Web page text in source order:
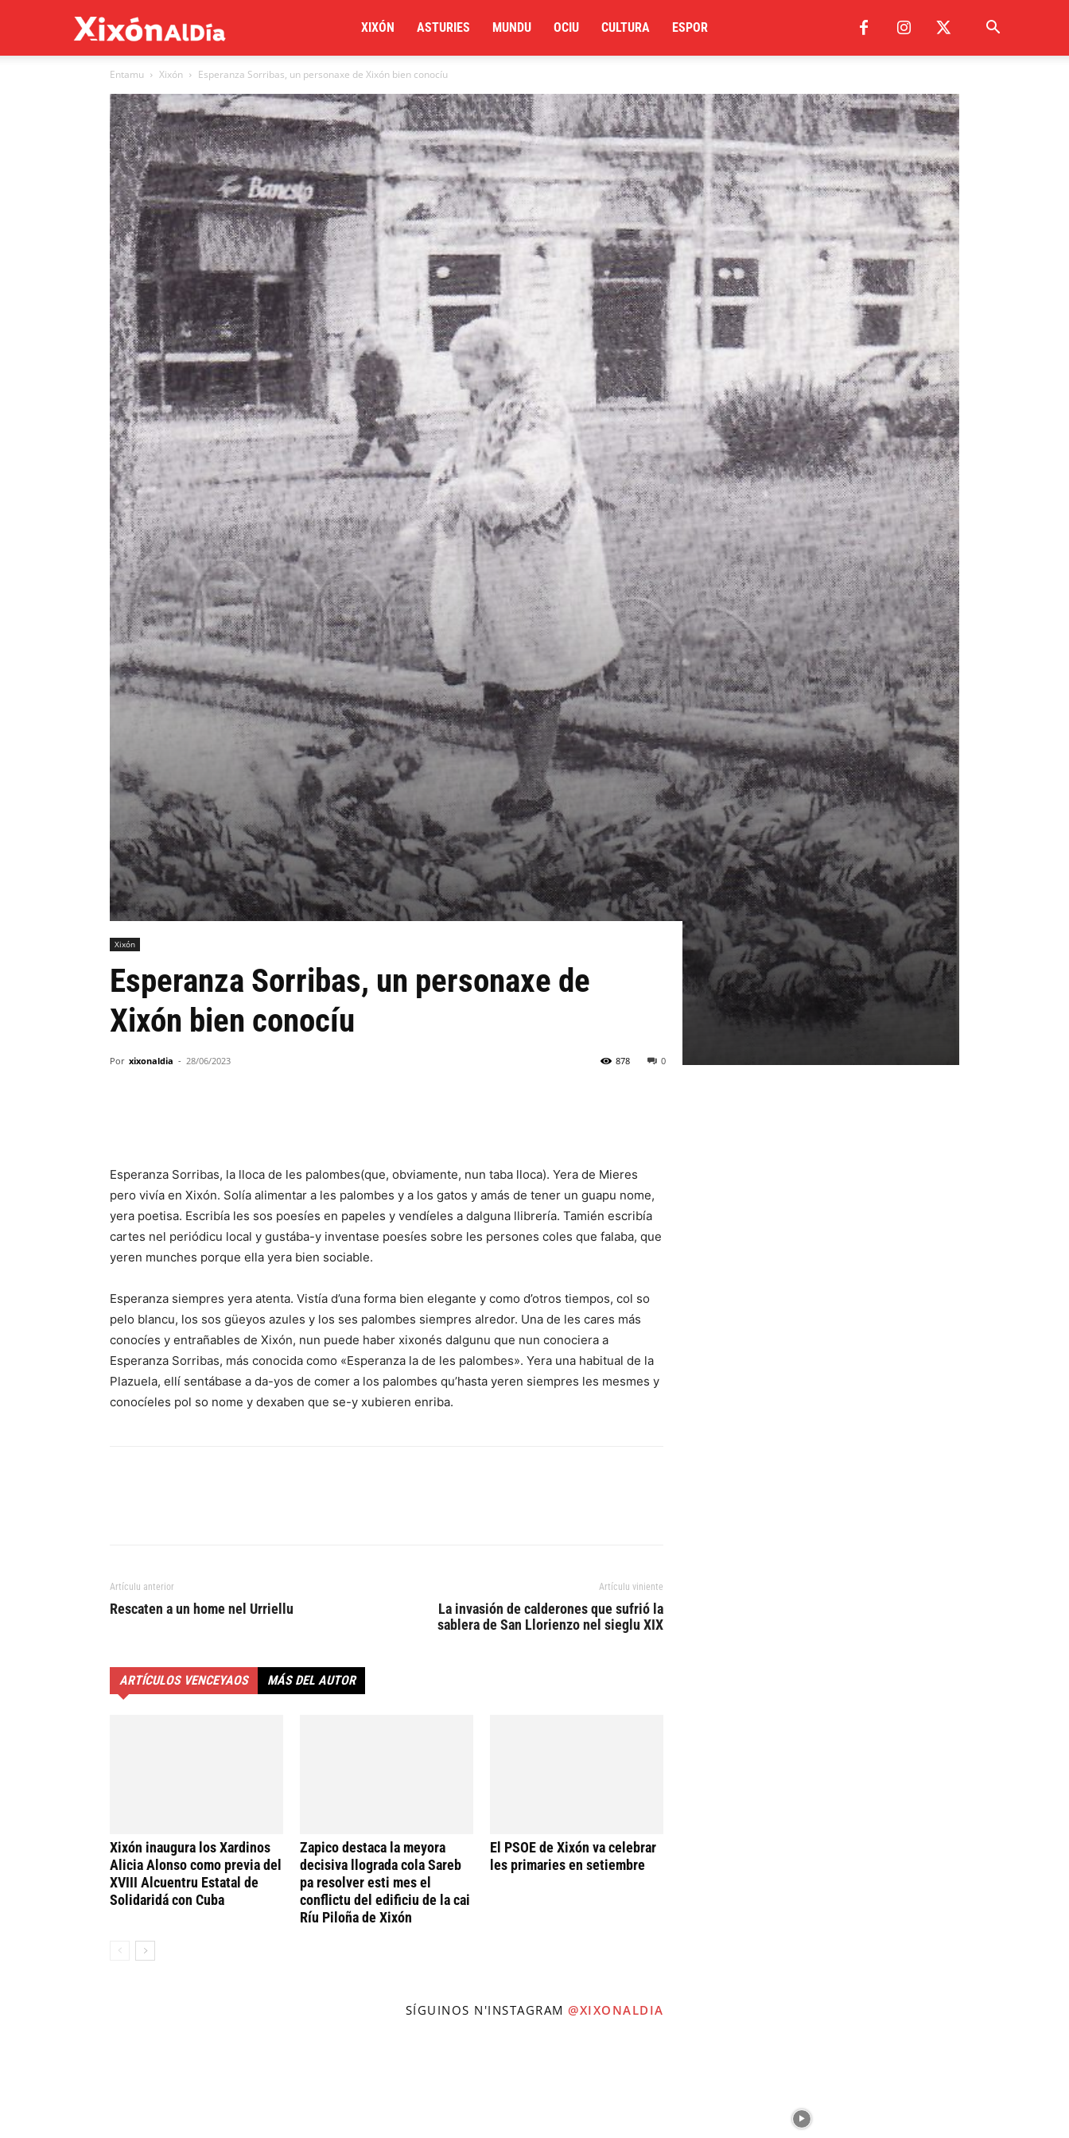
al
día
XIXÓN ASTURIES MUNDU OCIU CULTURA ESPOR
Entamu Xixón Esperanza Sorribas, un personaxe de Xixón bien conocíu
Xixón
Esperanza Sorribas, un personaxe de
Xixón bien conocíu
Por xixonaldia - 28/06/2023 0
878
Esperanza Sorribas, la lloca de les palombes(que, obviamente, nun taba lloca). Yera de Mieres
pero vivía en Xixón. Solía alimentar a les palombes y a los gatos y amás de tener un guapu nome,
yera poetisa. Escribía les sos poesíes en papeles y vendíeles a dalguna llibrería. Tamién escribía
cartes nel periódicu local y gustába-y inventase poesíes sobre les persones coles que falaba, que
yeren munches porque ella yera bien sociable.
Esperanza siempres yera atenta. Vistía d’una forma bien elegante y como d’otros tiempos, col so
pelo blancu, los sos güeyos azules y los ses palombes siempres alredor. Una de les cares más
conocíes y entrañables de Xixón, nun puede haber xixonés dalgunu que nun conociera a
Esperanza Sorribas, más conocida como «Esperanza la de les palombes». Yera una habitual de la
Plazuela, ellí sentábase a da-yos de comer a los palombes qu’hasta yeren siempres les mesmes y
conocíeles pol so nome y dexaben que se-y xubieren enriba.
Artículu anterior
Rescaten a un home nel Urriellu
Artículu viniente
La invasión de calderones que sufrió la
sablera de San Llorienzo nel sieglu XIX
ARTÍCULOS VENCEYAOS MÁS DEL AUTOR
Xixón inaugura los Xardinos
Alicia Alonso como previa del
XVIII Alcuentru Estatal de
Solidaridá con Cuba
Zapico destaca la meyora
decisiva llograda cola Sareb
pa resolver esti mes el
conflictu del edificiu de la cai
Ríu Piloña de Xixón
El PSOE de Xixón va celebrar
les primaries en setiembre
SÍGUINOS N'INSTAGRAM @XIXONALDIA